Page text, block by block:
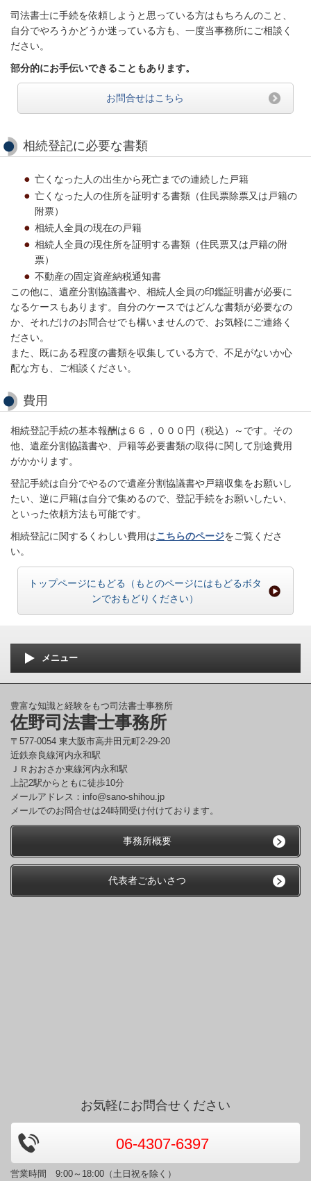
司法書士に手続を依頼しようと思っている方はもちろんのこと、
自分でやろうかどうか迷っている方も、一度当事務所にご相談く
ださい。
部分的にお手伝いできることもあります。
お問合せはこちら
相続登記に必要な書類
亡くなった人の出生から死亡までの連続した戸籍
亡くなった人の住所を証明する書類（住民票除票又は戸籍の
附票）
相続人全員の現在の戸籍
相続人全員の現住所を証明する書類（住民票又は戸籍の附
票）
不動産の固定資産納税通知書
この他に、遺産分割協議書や、相続人全員の印鑑証明書が必要に
なるケースもあります。自分のケースではどんな書類が必要なの
か、それだけのお問合せでも構いませんので、お気軽にご連絡く
ださい。
また、既にある程度の書類を収集している方で、不足がないか心
配な方も、ご相談ください。
費用
相続登記手続の基本報酬は６６，０００円（税込）～です。その
他、遺産分割協議書や、戸籍等必要書類の取得に関して別途費用
がかかります。
登記手続は自分でやるので遺産分割協議書や戸籍収集をお願いし
たい、逆に戸籍は自分で集めるので、登記手続をお願いしたい、
といった依頼方法も可能です。
相続登記に関するくわしい費用はこちらのページをご覧くださ
い。
トップページにもどる（もとのページにはもどるボタ
ンでおもどりください）
メニュー
豊富な知識と経験をもつ司法書士事務所
佐野司法書士事務所
〒577-0054 東大阪市高井田元町2-29-20
近鉄奈良線河内永和駅
ＪＲおおさか東線河内永和駅
上記2駅からともに徒歩10分
メールアドレス：info@sano-shihou.jp
メールでのお問合せは24時間受け付けております。
事務所概要
代表者ごあいさつ
お気軽にお問合せください
06-4307-6397
営業時間 9:00～18:00（土日祝を除く）